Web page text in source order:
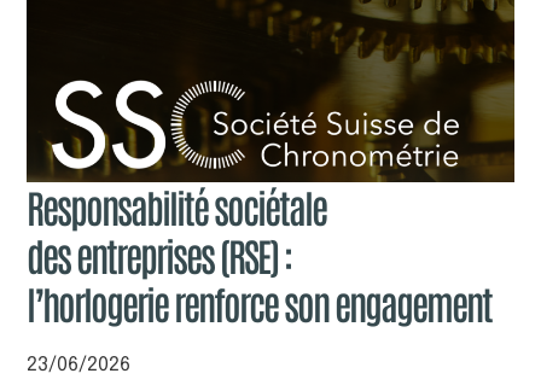
Responsabilité sociétale
des entreprises (RSE) :
l’horlogerie renforce son engagement
23/06/2026